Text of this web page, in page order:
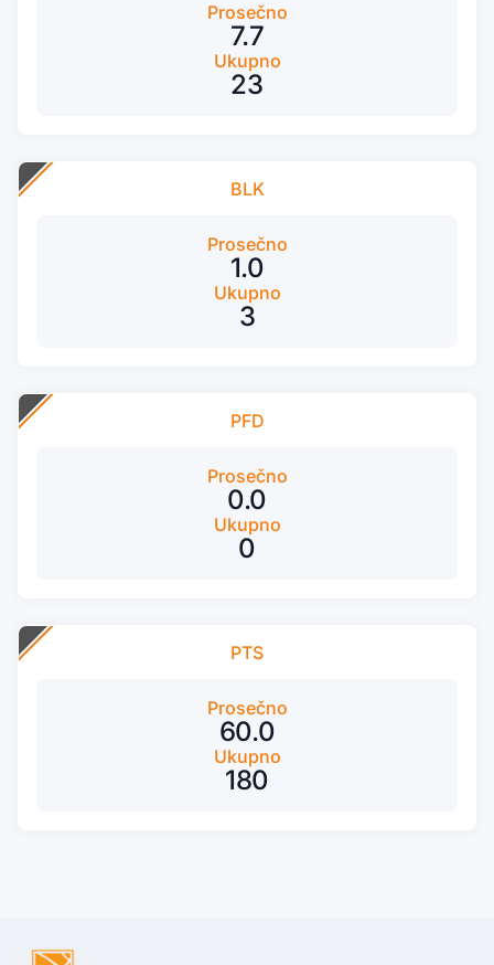
Prosečno
7.7
Ukupno
23
BLK
Prosečno
1.0
Ukupno
3
PFD
Prosečno
0.0
Ukupno
0
PTS
Prosečno
60.0
Ukupno
180